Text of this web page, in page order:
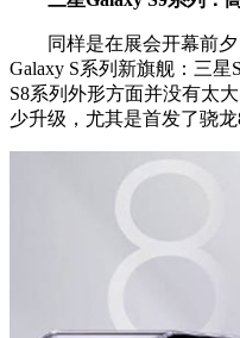
同样是在展会开幕前夕
Galaxy S系列新旗舰：三
S8系列外形方面并没有太
少升级，尤其是首发了骁龙